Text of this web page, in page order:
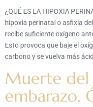
¿QUÉ ES LA HIPOXIA
hipoxia perinatal o asfixia
recibe suficiente oxígeno
Esto provoca que baje el
carbono y se vuelva más
Muerte del
embarazo,